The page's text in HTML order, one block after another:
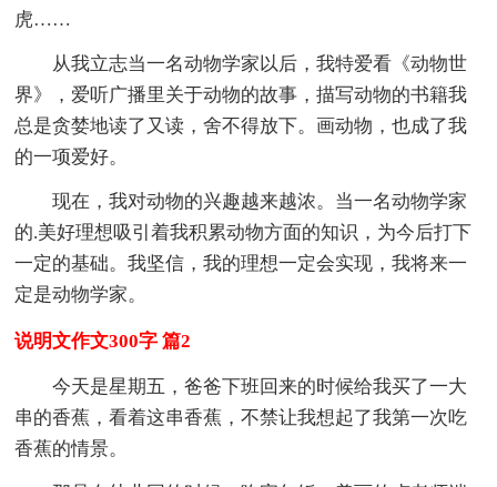
虎……
从我立志当一名动物学家以后，我特爱看《动物世
界》，爱听广播里关于动物的故事，描写动物的书籍我
总是贪婪地读了又读，舍不得放下。画动物，也成了我
的一项爱好。
现在，我对动物的兴趣越来越浓。当一名动物学家
的.美好理想吸引着我积累动物方面的知识，为今后打下
一定的基础。我坚信，我的理想一定会实现，我将来一
定是动物学家。
说明文作文300字 篇2
今天是星期五，爸爸下班回来的时候给我买了一大
串的香蕉，看着这串香蕉，不禁让我想起了我第一次吃
香蕉的情景。